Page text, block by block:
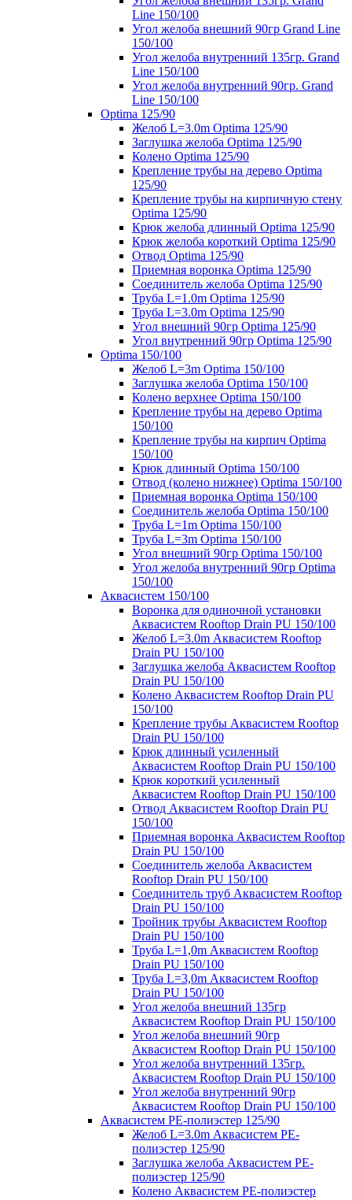
Line 150/100
Угол желоба внешний 90гр Grand Line
150/100
Угол желоба внутренний 135гр. Grand
Line 150/100
Угол желоба внутренний 90гр. Grand
Line 150/100
Optima 125/90
Желоб L=3.0m Optima 125/90
Заглушка желоба Optima 125/90
Колено Optima 125/90
Крепление трубы на дерево Optima
125/90
Крепление трубы на кирпичную стену
Optima 125/90
Крюк желоба длинный Optima 125/90
Крюк желоба короткий Optima 125/90
Отвод Optima 125/90
Приемная воронка Optima 125/90
Соединитель желоба Optima 125/90
Труба L=1.0m Optima 125/90
Труба L=3.0m Optima 125/90
Угол внешний 90гр Optima 125/90
Угол внутренний 90гр Optima 125/90
Optima 150/100
Желоб L=3m Optima 150/100
Заглушка желоба Optima 150/100
Колено верхнее Optima 150/100
Крепление трубы на дерево Optima
150/100
Крепление трубы на кирпич Optima
150/100
Крюк длинный Optima 150/100
Отвод (колено нижнее) Optima 150/100
Приемная воронка Optima 150/100
Соединитель желоба Optima 150/100
Труба L=1m Optima 150/100
Труба L=3m Optima 150/100
Угол внешний 90гр Optima 150/100
Угол желоба внутренний 90гр Optima
150/100
Аквасистем 150/100
Воронка для одиночной установки
Аквасистем Rooftop Drain PU 150/100
Желоб L=3.0m Аквасистем Rooftop
Drain PU 150/100
Заглушка желоба Аквасистем Rooftop
Drain PU 150/100
Колено Аквасистем Rooftop Drain PU
150/100
Крепление трубы Аквасистем Rooftop
Drain PU 150/100
Крюк длинный усиленный
Аквасистем Rooftop Drain PU 150/100
Крюк короткий усиленный
Аквасистем Rooftop Drain PU 150/100
Отвод Аквасистем Rooftop Drain PU
150/100
Приемная воронка Аквасистем Rooftop
Drain PU 150/100
Соединитель желоба Аквасистем
Rooftop Drain PU 150/100
Соединитель труб Аквасистем Rooftop
Drain PU 150/100
Тройник трубы Аквасистем Rooftop
Drain PU 150/100
Труба L=1,0m Аквасистем Rooftop
Drain PU 150/100
Труба L=3,0m Аквасистем Rooftop
Drain PU 150/100
Угол желоба внешний 135гр
Аквасистем Rooftop Drain PU 150/100
Угол желоба внешний 90гр
Аквасистем Rooftop Drain PU 150/100
Угол желоба внутренний 135гр.
Аквасистем Rooftop Drain PU 150/100
Угол желоба внутренний 90гр
Аквасистем Rooftop Drain PU 150/100
Аквасистем PE-полиэстер 125/90
Желоб L=3.0m Аквасистем PE-
полиэстер 125/90
Заглушка желоба Аквасистем PE-
полиэстер 125/90
Колено Аквасистем PE-полиэстер